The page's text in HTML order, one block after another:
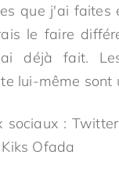
que j'ai faites
le faire
déjà fait.
lui-même sont
sociaux :
Ofada